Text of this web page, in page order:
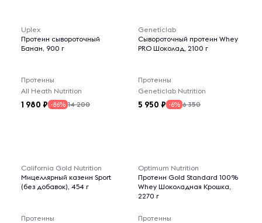
Uplex
Протеин сывороточный
Банан, 900 г
Протеины
All Heath Nutrition
1 980 -86% 14 200
Geneticlab
Сывороточный протеин Whey
PRO Шоколад, 2100 г
Протеины
Geneticlab Nutrition
5 950 -6% 6 350
California Gold Nutrition
Мицеллярный казеин Sport
(без добавок), 454 г
Протеины
Optimum Nutrition
Протеин Gold Standard 100%
Whey Шоколадная Крошка,
2270 г
Протеины